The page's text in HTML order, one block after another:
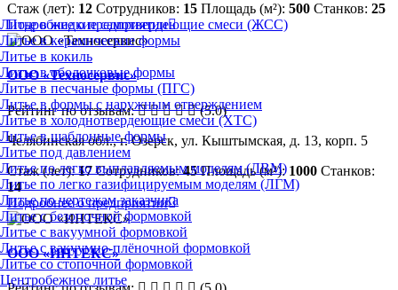
Литье в жидкие самотвердеющие смеси (ЖСС)
Литье в керамические формы
Литье в кокиль
Литье в оболочковые формы
Литье в песчаные формы (ПГС)
Литье в формы с наружным отверждением
Литье в холоднотвердеющие смеси (ХТС)
Литье в шаблонные формы
Литье под давлением
Литье по легко выплавляемым моделям (ЛВМ)
Литье по легко газифицируемым моделям (ЛГМ)
Литье по чертежам заказчика
Литье с безопочной формовкой
Литье с вакуумной формовкой
Литье с вакуумно-плёночной формовкой
Литье со стопочной формовкой
Центробежное литье
Стаж (лет): 12 Сотрудников: 15 Площадь (м²): 500 Станков: 25
Подробнее о предприятии
ООО «Техносервис»
Рейтинг по отзывам:
(5.0)
Челябинская обл., г. Озерск, ул. Кыштымская, д. 13, корп. 5
Стаж (лет):17 Сотрудников:45 Площадь (м²):1000 Станков:
14
Подробнее о предприятии
ООО «ИНТЕКС»